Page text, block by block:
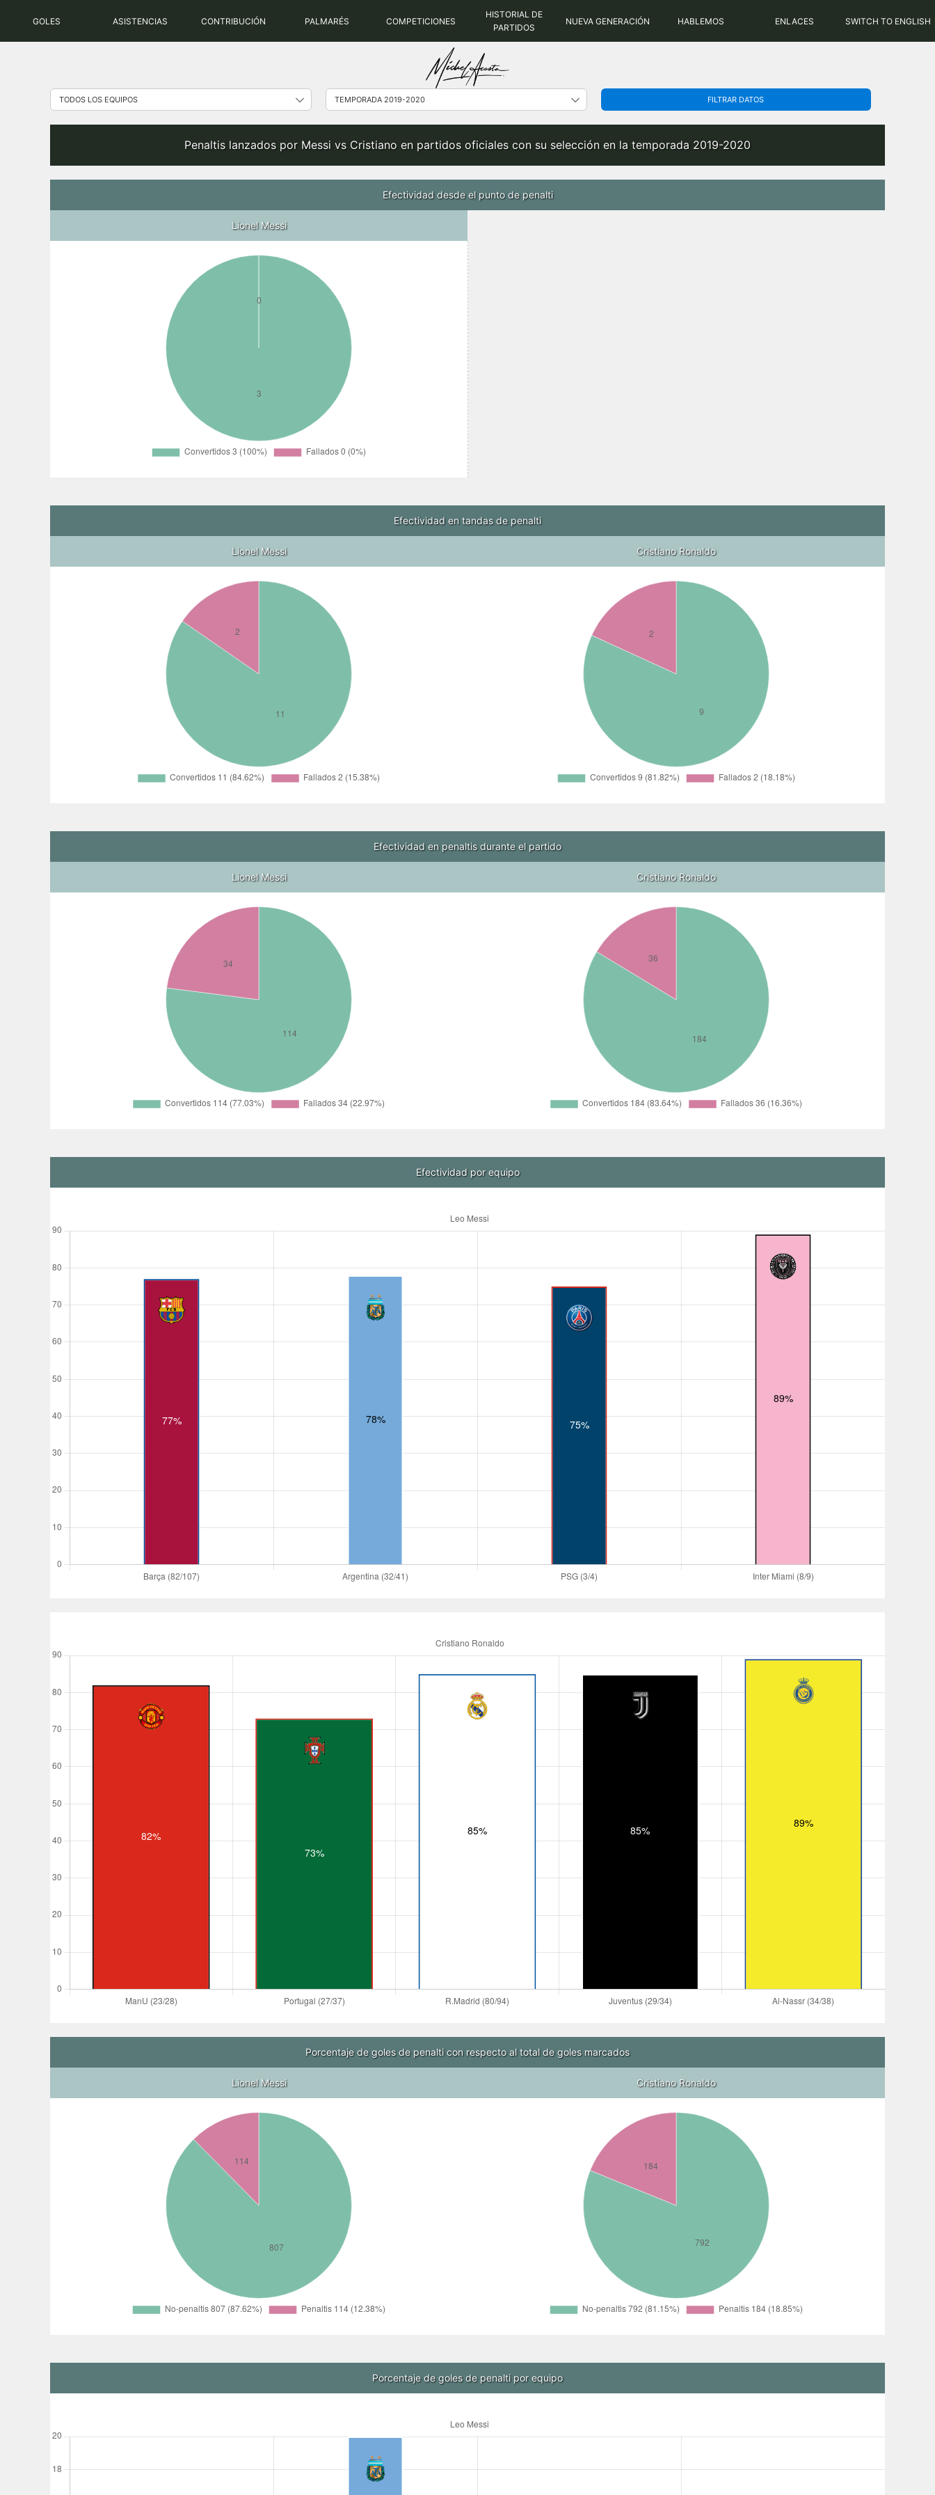
GOLES ASISTENCIAS CONTRIBUCIÓN PALMARÉS COMPETICIONES
HISTORIAL DE
PARTIDOS
NUEVA GENERACIÓN HABLEMOS ENLACES SWITCH TO ENGLISH
FILTRAR DATOS
Penaltis lanzados por Messi vs Cristiano en partidos oficiales con su selección en la temporada 2019-2020
Efectividad desde el punto de penalti
Lionel Messi
Efectividad en tandas de penalti
Lionel Messi Cristiano Ronaldo
Efectividad en penaltis durante el partido
Lionel Messi Cristiano Ronaldo
Efectividad por equipo
Porcentaje de goles de penalti con respecto al total de goles marcados
Lionel Messi Cristiano Ronaldo
Porcentaje de goles de penalti por equipo